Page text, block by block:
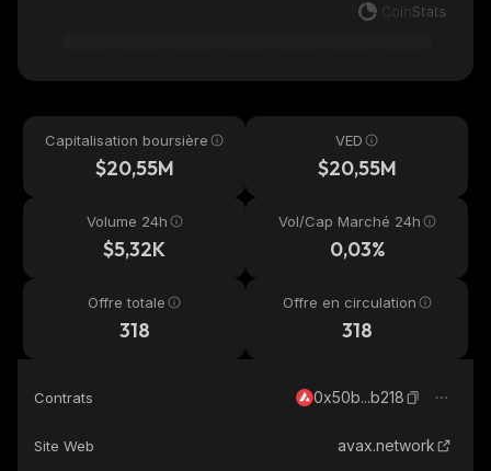
Capitalisation boursière
$20,55M
VED
$20,55M
Volume 24h
$5,32K
Vol/Cap Marché 24h
0,03%
Offre totale
318
Offre en circulation
318
Contrats 0x50b...b218
Site Web avax.network